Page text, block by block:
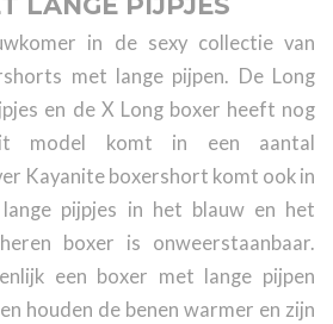
in de sexy collectie van
met lange pijpen. De Long
en de X Long boxer heeft nog
model komt in een aantal
Kayanite boxershort komt ook in
pijpjes in het blauw en het
boxer is onweerstaanbaar.
een boxer met lange pijpen
houden de benen warmer en zijn